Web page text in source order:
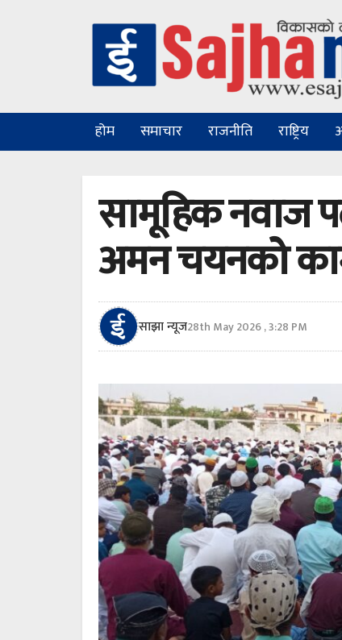
होम समाचार राजनीति राष्ट्रिय
सामूहिक नवाज
अमन चयनको
साझा न्यूज28th May 2026 , 3:28 PM